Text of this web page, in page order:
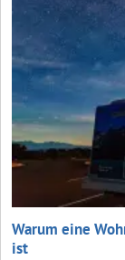
Warum eine
ist